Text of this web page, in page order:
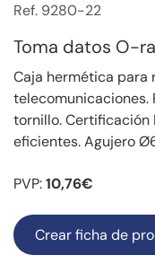
Ref. 9280-22
Toma datos O-
Caja hermética para
telecomunicaciones.
tornillo. Certificación
eficientes. Agujero
PVP:10,76€
Crear ficha de